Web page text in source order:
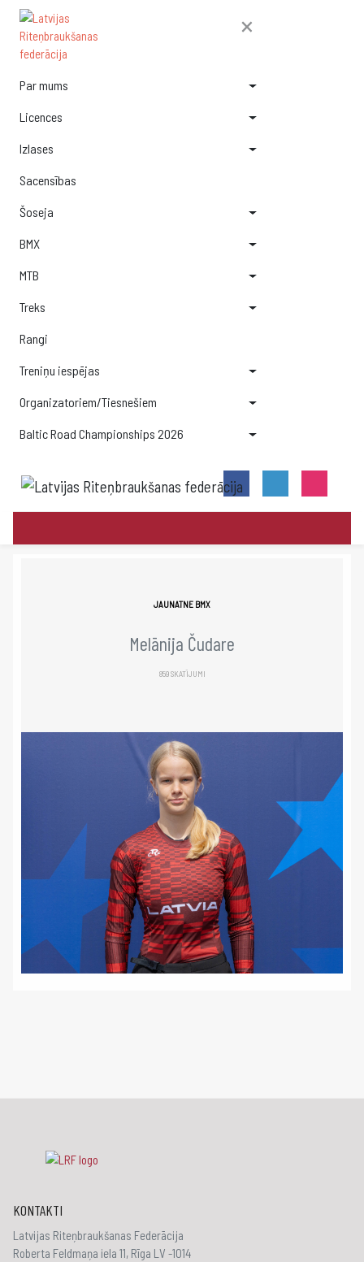
×
Par mums
Licences
Izlases
Sacensības
Šoseja
BMX
MTB
Treks
Rangi
Treniņu iespējas
Organizatoriem/Tiesnešiem
Baltic Road Championships 2026
JAUNATNE BMX
Melānija Čudare
859 SKATĪJUMI
KONTAKTI
Latvijas Riteņbraukšanas Federācija
Roberta Feldmaņa iela 11, Rīga LV -1014